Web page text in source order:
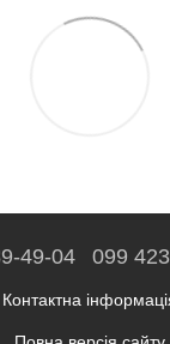
49-04 099
Контактна